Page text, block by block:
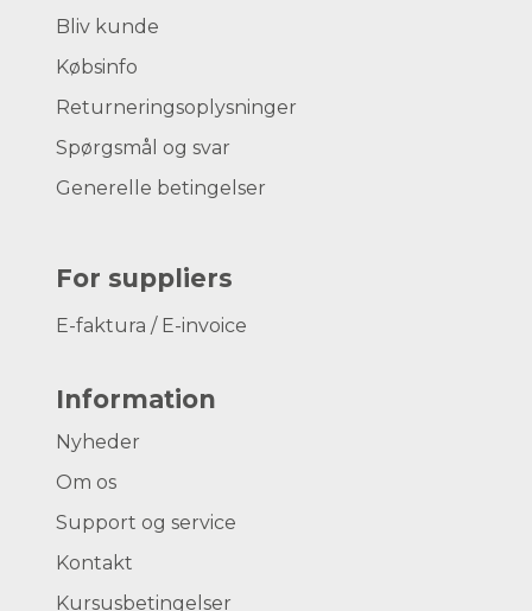
Bliv kunde
Købsinfo
Returneringsoplysninger
Spørgsmål og svar
Generelle betingelser
For suppliers
E-faktura / E-invoice
Information
Nyheder
Om os
Support og service
Kontakt
Kursusbetingelser